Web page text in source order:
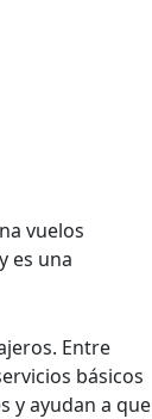
vuelos
es una
Entre
básicos
y ayudan a que